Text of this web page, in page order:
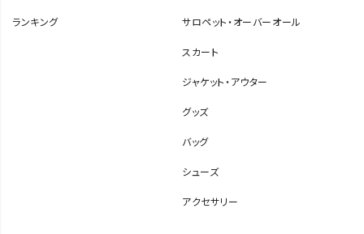
ランキング サロペット・オーバーオール
スカート
ジャケット・アウター
グッズ
バッグ
シューズ
アクセサリー